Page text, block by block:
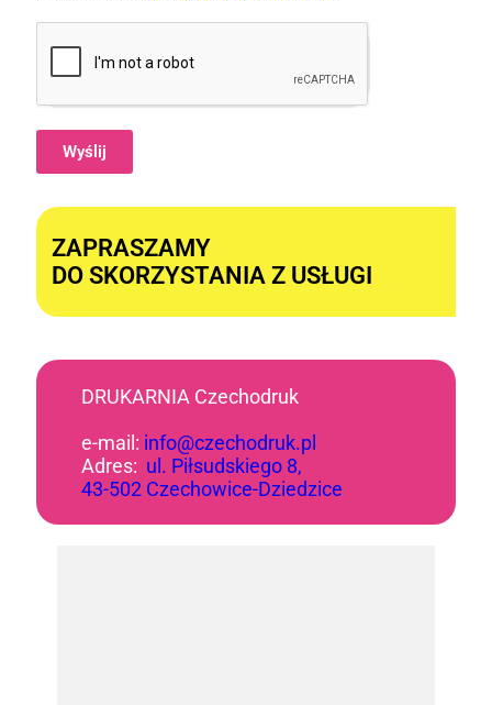
Wyślij
ZAPRASZAMY
DO SKORZYSTANIA Z USŁUGI
DRUKARNIA Czechodruk
e-mail: info@czechodruk.pl
Adres: ul. Piłsudskiego 8,
43-502 Czechowice-Dziedzice